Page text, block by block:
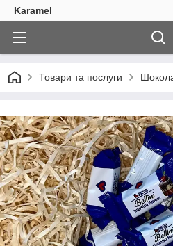
Karamel
Товари та послуги